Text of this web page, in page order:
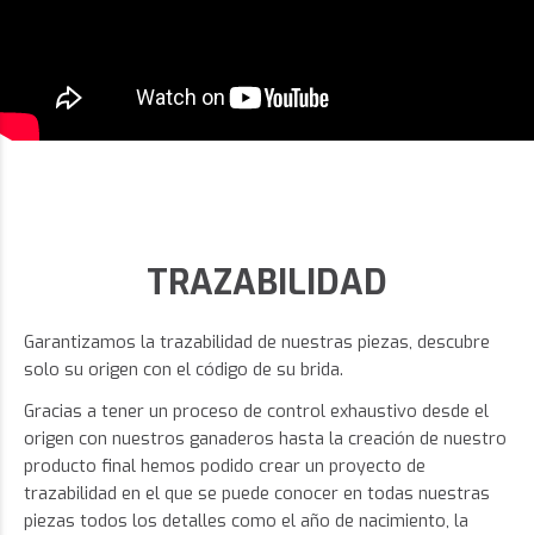
TRAZABILIDAD
Garantizamos la trazabilidad de nuestras piezas, descubre
solo su origen con el código de su brida.
Gracias a tener un proceso de control exhaustivo desde el
origen con nuestros ganaderos hasta la creación de nuestro
producto final hemos podido crear un proyecto de
trazabilidad en el que se puede conocer en todas nuestras
piezas todos los detalles como el año de nacimiento, la